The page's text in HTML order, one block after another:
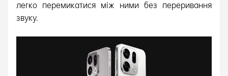
легко перемикатися між ними без переривання
звуку.